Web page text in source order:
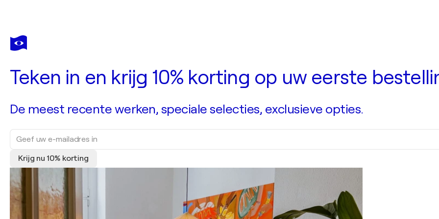
Teken in en krijg 10% korting op uw eerste
De meest recente werken, speciale selecties, exclusieve opties.
Krijg nu 10% korting